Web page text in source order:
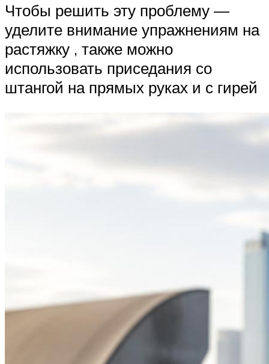
Чтобы решить эту проблему —
уделите внимание упражнениям на
растяжку , также можно
использовать приседания со
штангой на прямых руках и с гирей